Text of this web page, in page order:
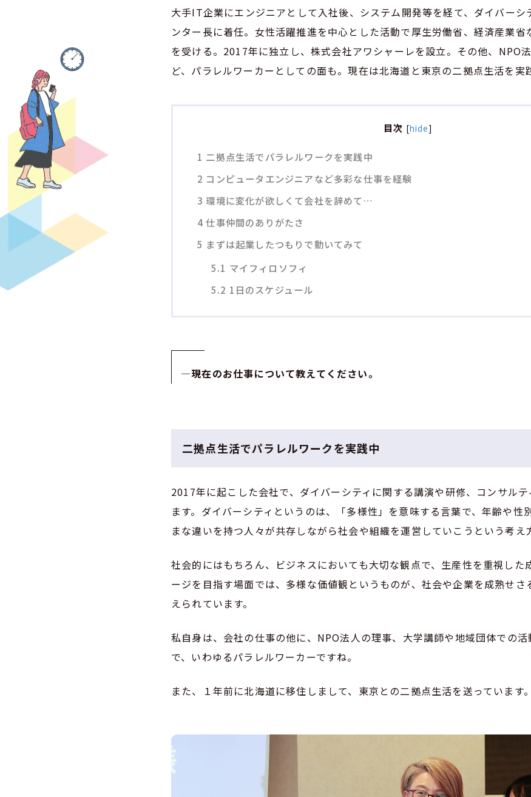
大手IT企業にエンジニアとして入社後、システム開発等を経て、ダイバーシ
ンター長に着任。女性活躍推進を中心とした活動で厚生労働省、経済産業省
を受ける。2017年に独立し、株式会社アワシャーレを設立。その他、NPO
ど、パラレルワーカーとしての面も。現在は北海道と東京の二拠点生活を実
目次 [hide]
1 二拠点生活でパラレルワークを実践中
2 コンピュータエンジニアなど多彩な仕事を経験
3 環境に変化が欲しくて会社を辞めて…
4仕事仲間のありがたさ
5 まずは起業したつもりで動いてみて
5.1 マイフィロソフィ
5.2 1日のスケジュール
—現在のお仕事について教えてください。
二拠点生活でパラレルワークを実践中
2017年に起こした会社で、ダイバーシティに関する講演や研修、コンサル
ます。ダイバーシティというのは、「多様性」を意味する言葉で、年齢や性
まな違いを持つ人々が共存しながら社会や組織を運営していこうという考え
社会的にはもちろん、ビジネスにおいても大切な観点で、生産性を重視した
ージを目指す場面では、多様な価値観というものが、社会や企業を成熟せさ
えられています。
私自身は、会社の仕事の他に、NPO法人の理事、大学講師や地域団体での
で、いわゆるパラレルワーカーですね。
また、１年前に北海道に移住しまして、東京との二拠点生活を送っています。